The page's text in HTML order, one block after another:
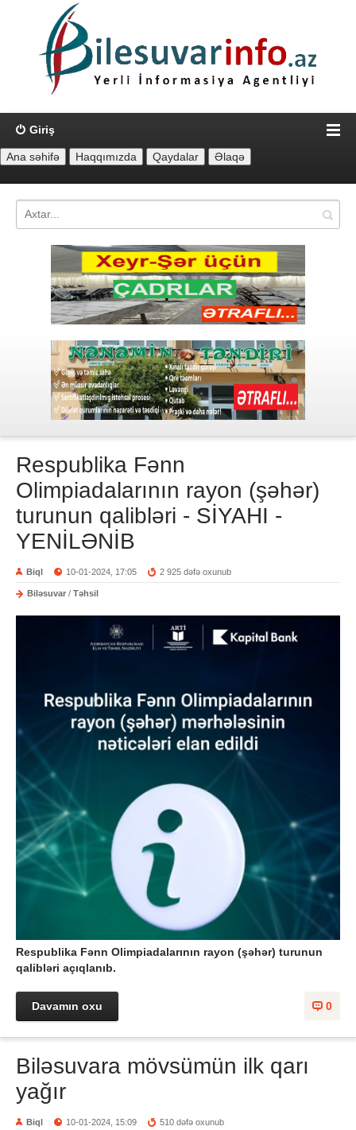
Giriş
Respublika Fənn
Olimpiadalarının rayon (şəhər)
turunun qalibləri - SİYAHI -
YENİLƏNİB
Biql 10-01-2024, 17:05 2 925 dəfə oxunub
Biləsuvar / Təhsil
Respublika Fənn Olimpiadalarının rayon (şəhər) turunun
qalibləri açıqlanıb.
0
Davamın oxu
Biləsuvara mövsümün ilk qarı
yağır
Biql 10-01-2024, 15:09 510 dəfə oxunub